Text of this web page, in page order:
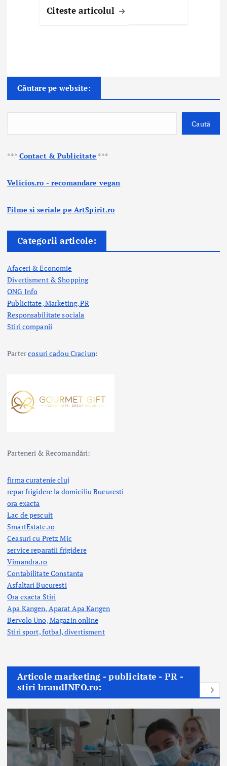
Citeste articolul
Căutare pe website:
Caută
*** Contact & Publicitate ***
Velicios.ro - recomandare vegan
Filme si seriale pe ArtSpirit.ro
Categorii articole:
Afaceri & Economie
Divertisment & Shopping
ONG Info
Publicitate, Marketing, PR
Responsabilitate sociala
Stiri companii
Partercosuri cadou Craciun:
Parteneri & Recomandări:
firma curatenie cluj
repar frigidere la domiciliu Bucuresti
ora exacta
Lac de pescuit
SmartEstate.ro
Ceasuri cu Pretz Mic
service reparatii frigidere
Vimandra.ro
Contabilitate Constanta
Asfaltari Bucuresti
Ora exacta Stiri
Apa Kangen, Aparat Apa Kangen
Bervolo Uno, Magazin online
Stiri sport, fotbal,divertisment
Articole marketing - publicitate - PR -
stiri brandINFO.ro: